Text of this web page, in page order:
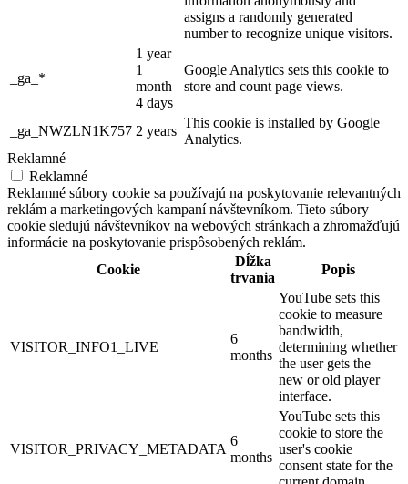
assigns a randomly generated
number to recognize unique visitors.
_ga_*
1 year
1
month
4 days
Google Analytics sets this cookie to
store and count page views.
_ga_NWZLN1K757 2 years
This cookie is installed by Google
Analytics.
Reklamné
Reklamné
Reklamné súbory cookie sa používajú na poskytovanie relevantných
reklám a marketingových kampaní návštevníkom. Tieto súbory
cookie sledujú návštevníkov na webových stránkach a zhromažďujú
informácie na poskytovanie prispôsobených reklám.
Cookie
Dĺžka
trvania
Popis
VISITOR_INFO1_LIVE
6
months
YouTube sets this
cookie to measure
bandwidth,
determining whether
the user gets the
new or old player
interface.
VISITOR_PRIVACY_METADATA
6
months
YouTube sets this
cookie to store the
user's cookie
consent state for the